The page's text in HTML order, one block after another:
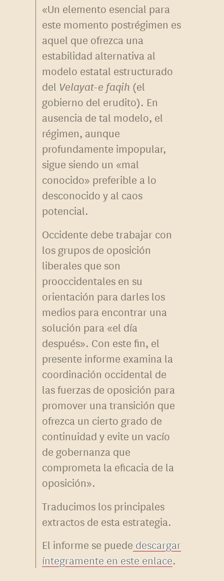
«Un elemento esencial para
este momento postrégimen es
aquel que ofrezca una
estabilidad alternativa al
modelo estatal estructurado
del Velayat-e faqih (el
gobierno del erudito). En
ausencia de tal modelo, el
régimen, aunque
profundamente impopular,
sigue siendo un «mal
conocido» preferible a lo
desconocido y al caos
potencial.
Occidente debe trabajar con
los grupos de oposición
liberales que son
prooccidentales en su
orientación para darles los
medios para encontrar una
solución para «el día
después». Con este fin, el
presente informe examina la
coordinación occidental de
las fuerzas de oposición para
promover una transición que
ofrezca un cierto grado de
continuidad y evite un vacío
de gobernanza que
comprometa la eficacia de la
oposición».
Traducimos los principales
extractos de esta estrategia.
El informe se puede descargar
íntegramente en este enlace.